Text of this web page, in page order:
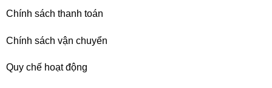
Chính sách thanh toán
Chính sách vận chuyển
Quy chế hoạt động